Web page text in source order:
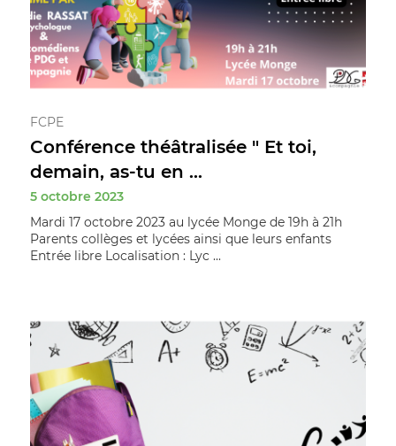
FCPE
Conférence théâtralisée " Et toi,
demain, as-tu en ...
5 octobre 2023
Mardi 17 octobre 2023 au lycée Monge de 19h à 21h
Parents collèges et lycées ainsi que leurs enfants
Entrée libre Localisation : Lyc ...